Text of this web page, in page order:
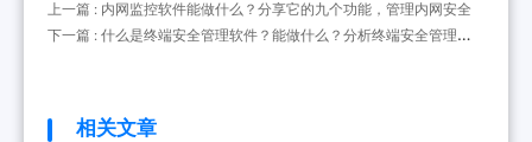
上一篇 : 内网监控软件能做什么？分享它的九个功能，管理内网安全
下一篇 : 什么是终端安全管理软件？能做什么？分析终端安全管理软
相关文章